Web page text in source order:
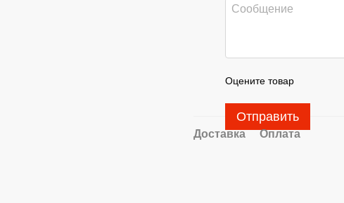
Оцените товар
Отправить
Доставка Оплата